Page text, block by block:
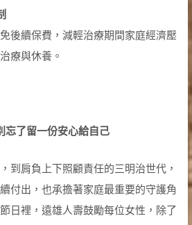
後續保費，減輕治療期間家庭經濟壓
療與休養。
忘了留一份安心給自己
到肩負上下照顧責任的三明治世代，
付出，也承擔著家庭最重要的守護角
日裡，遠雄人壽鼓勵每位女性，除了